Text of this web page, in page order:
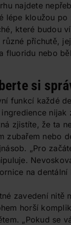
najdete
lépe kloužou
které budou
různé příchutě,
fluoridu nebo
si
funkcí každé
nijak
zjistíte, že ta
zubařem nebo
„Pro
na dentální
zavedení nitě
horší
„Pokud se